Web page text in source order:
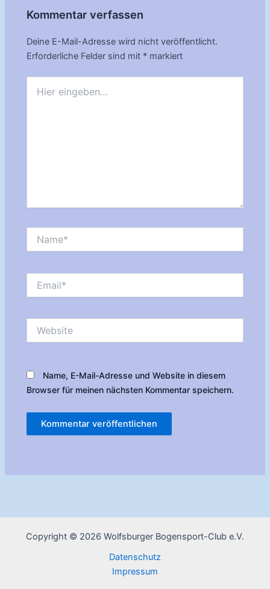
Kommentar verfassen
Deine E-Mail-Adresse wird nicht veröffentlicht.
Erforderliche Felder sind mit * markiert
eingeben…
Name, E-Mail-Adresse und Website in diesem
Browser für meinen nächsten Kommentar speichern.
Copyright © 2026 Wolfsburger Bogensport-Club e.V.
Datenschutz
Impressum